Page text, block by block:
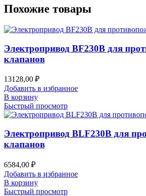
Похожие товары
Электропривод BF230B для
клапанов
13128,00 ₽
Добавить в избранное
В корзину
Быстрый просмотр
Электропривод BLF230B для
клапанов
6584,00 ₽
Добавить в избранное
В корзину
Быстрый просмотр